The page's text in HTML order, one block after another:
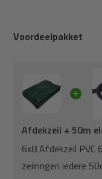
Voordeelpakket
Afdekzeil + 50m
6x8 Afdekzeil
zeilringen iedere